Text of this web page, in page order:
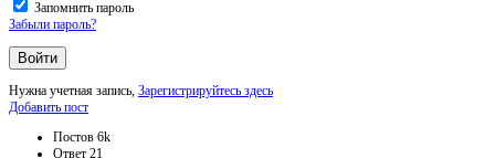
Запомнить пароль
Забыли пароль?
Нужна учетная запись, Зарегистрируйтесь здесь
Боковая
Добавить пост
Статистика
Постов 6k
Ответ 21